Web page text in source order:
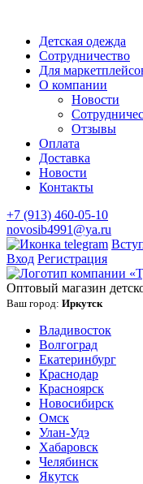
Детская одежда
Сотрудничество
Для
О компании
Новости
Отзывы
Оплата
Доставка
Новости
Контакты
+7 (913) 460-05-10
novosib4991@ya.ru
Вход Регистрация
Оптовый магазин
Ваш город: Иркутск
Владивосток
Волгоград
Екатеринбург
Краснодар
Красноярск
Новосибирск
Омск
Улан-Удэ
Хабаровск
Челябинск
Якутск